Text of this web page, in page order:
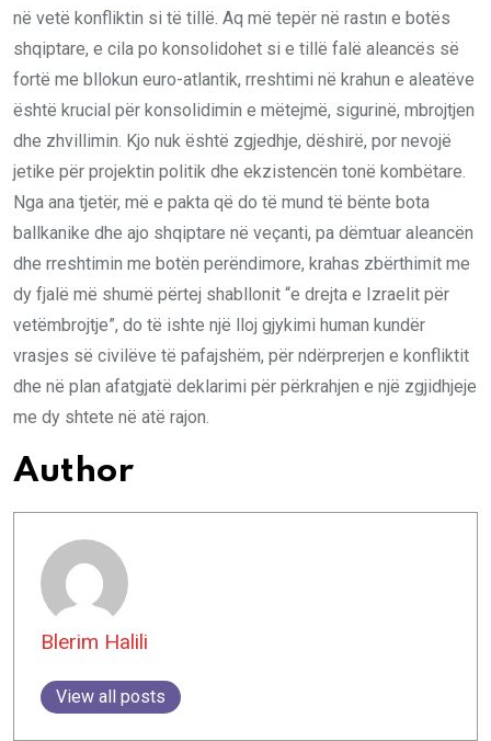
në vetë konfliktin si të tillë. Aq më tepër në rastın e botës
shqiptare, e cila po konsolidohet si e tillë falë aleancës së
fortë me bllokun euro-atlantik, rreshtimi në krahun e aleatëve
është krucial për konsolidimin e mëtejmë, sigurinë, mbrojtjen
dhe zhvillimin. Kjo nuk është zgjedhje, dëshirë, por nevojë
jetike për projektin politik dhe ekzistencën tonë kombëtare.
Nga ana tjetër, më e pakta që do të mund të bënte bota
ballkanike dhe ajo shqiptare në veçanti, pa dëmtuar aleancën
dhe rreshtimin me botën perëndimore, krahas zbërthimit me
dy fjalë më shumë përtej shabllonit “e drejta e Izraelit për
vetëmbrojtje”, do të ishte një lloj gjykimi human kundër
vrasjes së civilëve të pafajshëm, për ndërprerjen e konfliktit
dhe në plan afatgjatë deklarimi për përkrahjen e një zgjidhjeje
me dy shtete në atë rajon.
Author
Blerim Halili
View all posts